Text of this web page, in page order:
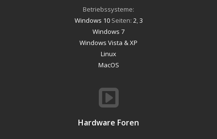
Betriebssysteme:
Windows 10Seiten: 2 3
Windows 7
Windows Vista & XP
Linux
MacOS
Hardware Foren